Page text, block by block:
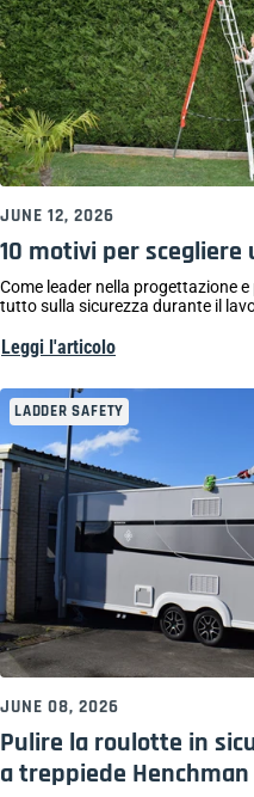
JUNE 12, 2026
10 motivi per scegliere
Come leader nella progettazione
tutto sulla sicurezza durante il
Leggi l'articolo
LADDER SAFETY
JUNE 08, 2026
Pulire la roulotte in
a treppiede Henchman